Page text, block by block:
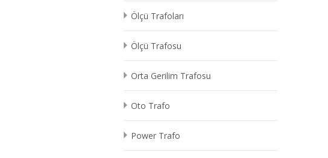
Ölçü Trafoları
Ölçü Trafosu
Orta Gerilim Trafosu
Oto Trafo
Power Trafo